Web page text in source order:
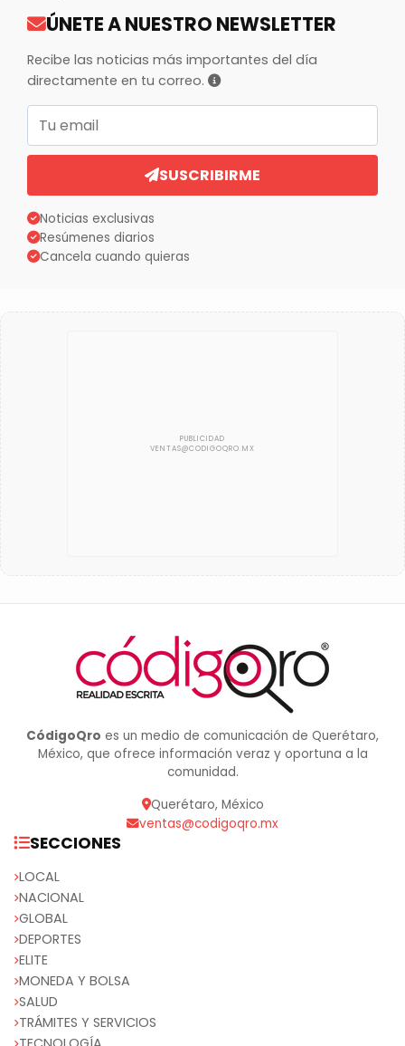
ÚNETE A NUESTRO NEWSLETTER
Recibe las noticias más importantes del día
directamente en tu correo.
Correo electrónico
SUSCRIBIRME
Noticias exclusivas
Resúmenes diarios
Cancela cuando quieras
CódigoQro es un medio de comunicación de Querétaro,
México, que ofrece información veraz y oportuna a la
comunidad.
Querétaro, México
ventas@codigoqro.mx
SECCIONES
LOCAL
NACIONAL
GLOBAL
DEPORTES
ELITE
MONEDA Y BOLSA
SALUD
TRÁMITES Y SERVICIOS